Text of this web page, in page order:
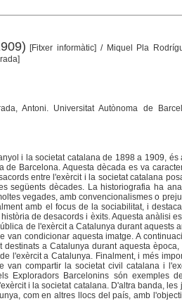
[Fitxer informàtic] / Miquel Pla
Antoni. Universitat Autònoma de
i la societat catalana de 1898 a 1909, és
Barcelona. Aquesta dècada es va
entre l'exèrcit i la societat catalana
següents dècades. La historiografia ha
vegades, amb convencionalismes o
amb el focus de la sociabilitat, i
de desacords i èxits. Aquesta anàlisi
de l'exèrcit a Catalunya durant aquests
van condicionar aquesta imatge. A
a Catalunya durant aquesta època,
l'exèrcit a Catalunya. Finalment, i més
compartir la societat civil catalana i
Exploradors Barcelonins són exemples
i la societat catalana. D'altra banda, les
com en altres llocs del país, amb